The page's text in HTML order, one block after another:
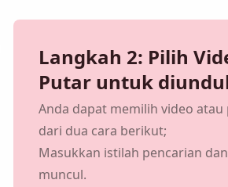
Langkah 2: Pilih
untuk diunduh
Anda dapat memilih video
dari dua cara berikut;
Masukkan istilah pencarian
muncul.